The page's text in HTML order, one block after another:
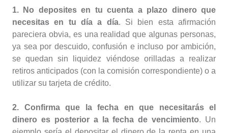
1. No deposites en tu cuenta a plazo dinero que
necesitas en tu día a día. Si bien esta afirmación
pareciera obvia, es una realidad que algunas personas,
ya sea por descuido, confusión e incluso por ambición,
se quedan sin liquidez viéndose orilladas a realizar
retiros anticipados (con la comisión correspondiente) o a
utilizar su tarjeta de crédito.
2. Confirma que la fecha en que necesitarás el
dinero es posterior a la fecha de vencimiento. Un